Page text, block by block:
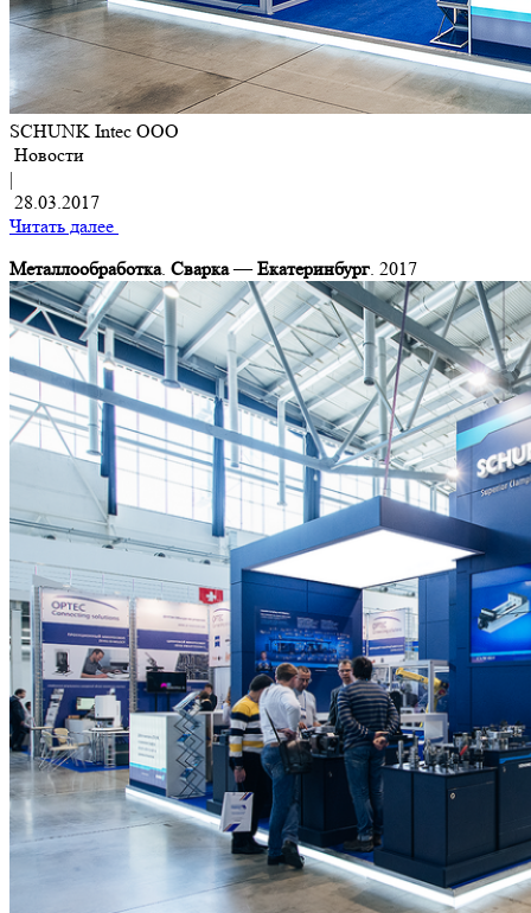
SCHUNK Intec OOO
Новости
|
28.03.2017
Читать далее
Металлообработка. Сварка—Екатеринбург. 2017